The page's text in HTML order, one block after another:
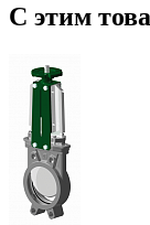
С этим